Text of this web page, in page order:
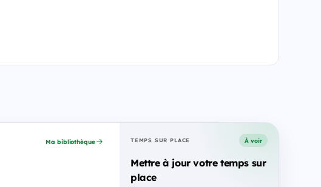
Ma bibliothèque TEMPS SUR PLACE À voir
Mettre à jour votre temps sur
place